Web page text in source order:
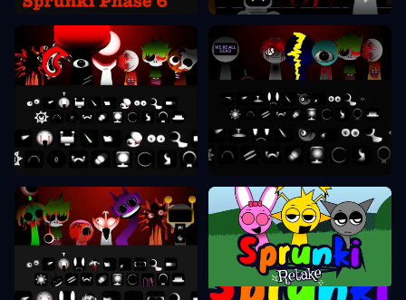
Sprunki Phase 8 Sprunki Phase 9